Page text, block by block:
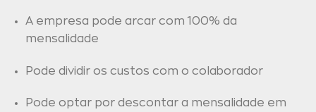
A empresa pode arcar com 100% da
mensalidade
Pode dividir os custos com o colaborador
Pode optar por descontar a mensalidade em